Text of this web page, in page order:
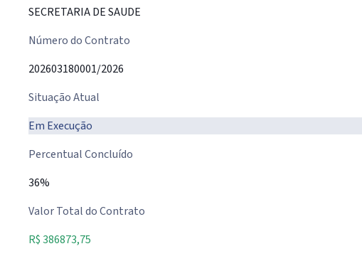
SECRETARIA DE SAUDE
Número do Contrato
202603180001/2026
Situação Atual
Em Execução
Percentual Concluído
36%
Valor Total do Contrato
R$ 386873,75